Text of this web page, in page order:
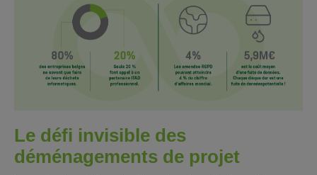
Le défi invisible des
déménagements de projet